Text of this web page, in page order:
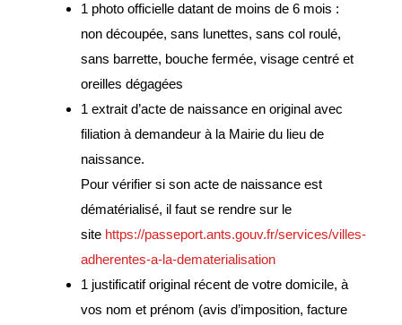
Services communaux
Marché
hebdomadaire
Espace France
Services
numérique
DÉMARCHES
Inscription listes
electorales
1 photo officielle datant de moins de 6 mois :
non découpée, sans lunettes, sans col roulé,
sans barrette, bouche fermée, visage centré et
oreilles dégagées
1 extrait d’acte de naissance en original avec
filiation à demandeur à la Mairie du lieu de
naissance.
Pour vérifier si son acte de naissance est
dématérialisé, il faut se rendre sur le
site https://passeport.ants.gouv.fr/services/villes-
adherentes-a-la-dematerialisation
1 justificatif original récent de votre domicile, à
vos nom et prénom (avis d’imposition, facture